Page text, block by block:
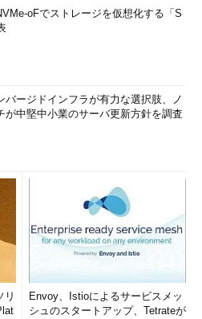
oFでストレージを仮想化する「S
バージドインフラが有力な選択肢、ノ
が中堅中小業のサーバ更新方針を調査
リ
Envoy、Istioによるサービスメッ
シュのスタートアップ、Tetrateが